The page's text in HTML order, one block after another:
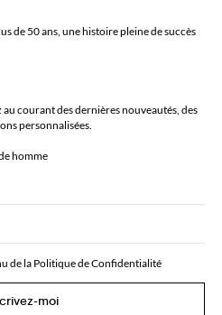
de 50 ans, une histoire pleine de succès
courant des dernières nouveautés, des
personnalisées.
homme
de la Politique de Confidentialité
moi